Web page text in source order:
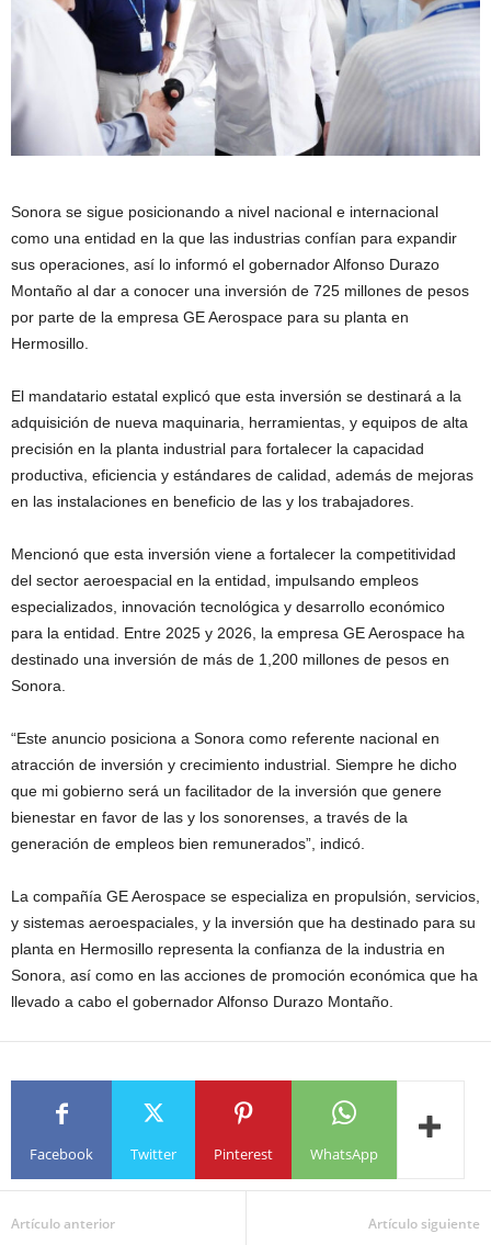
Sonora se sigue posicionando a nivel nacional e internacional
como una entidad en la que las industrias confían para expandir
sus operaciones, así lo informó el gobernador Alfonso Durazo
Montaño al dar a conocer una inversión de 725 millones de pesos
por parte de la empresa GE Aerospace para su planta en
Hermosillo.
El mandatario estatal explicó que esta inversión se destinará a la
adquisición de nueva maquinaria, herramientas, y equipos de alta
precisión en la planta industrial para fortalecer la capacidad
productiva, eficiencia y estándares de calidad, además de mejoras
en las instalaciones en beneficio de las y los trabajadores.
Mencionó que esta inversión viene a fortalecer la competitividad
del sector aeroespacial en la entidad, impulsando empleos
especializados, innovación tecnológica y desarrollo económico
para la entidad. Entre 2025 y 2026, la empresa GE Aerospace ha
destinado una inversión de más de 1,200 millones de pesos en
Sonora.
“Este anuncio posiciona a Sonora como referente nacional en
atracción de inversión y crecimiento industrial. Siempre he dicho
que mi gobierno será un facilitador de la inversión que genere
bienestar en favor de las y los sonorenses, a través de la
generación de empleos bien remunerados”, indicó.
La compañía GE Aerospace se especializa en propulsión, servicios,
y sistemas aeroespaciales, y la inversión que ha destinado para su
planta en Hermosillo representa la confianza de la industria en
Sonora, así como en las acciones de promoción económica que ha
llevado a cabo el gobernador Alfonso Durazo Montaño.
Facebook Twitter Pinterest WhatsApp
Artículo anterior Artículo siguiente